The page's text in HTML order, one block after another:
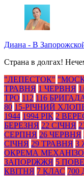
Диана - В
Страна в долгах!
"ЛЕПЕСТОК"
ТРАВНЯ 1 ЧЕРВНЯ
ТРО 112 116
80 15-РІЧНИЙ
1944 1994 РІК 2
БЕРЕЗНЯ 22 СІЧНЯ
СЕРПНЯ 26 ЧЕРВНЯ
СІЧНЯ 29 ТРАВНЯ 3
ОКРЕМА
ЗАПОРІЖЖЯ 5
КВІТНЯ 7 КЛАС 700